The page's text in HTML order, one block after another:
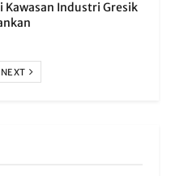
Kawasan Industri Gresik
NEXT